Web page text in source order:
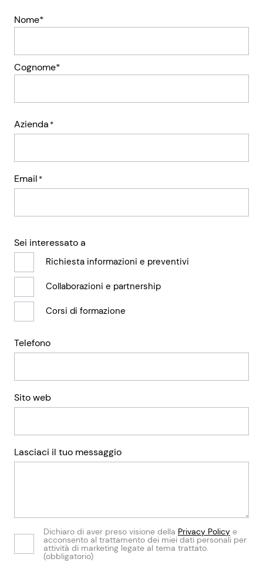
Nome*
Cognome*
Azienda *
Email *
Sei interessato a
Richiesta informazioni e preventivi
Collaborazioni e partnership
Corsi di formazione
Telefono
Sito web
Lasciaci il tuo messaggio
Dichiaro di aver preso visione della Privacy Policy e
acconsento al trattamento dei miei dati personali per
attività di marketing legate al tema trattato.
(obbligatorio)